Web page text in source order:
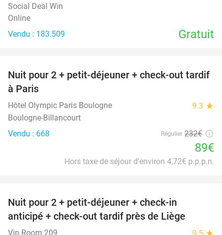
Social Deal Win
Online
Vendu : 183.509
Gratuit
62%
Nuit pour 2 + petit-déjeuner + check-out tardif
à Paris
Hôtel Olympic Paris Boulogne 9.3 star
Boulogne-Billancourt
Vendu : 668
Régulier 232€
89€
Hors taxe de séjour d'environ 4,72€ p.p.p.n.
Nuit pour 2 + petit-déjeuner + check-in
anticipé + check-out tardif près de Liège
Vip Room 209 star